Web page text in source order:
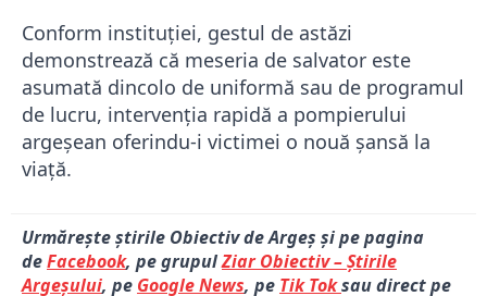
Conform instituției, gestul de astăzi
demonstrează că meseria de salvator este
asumată dincolo de uniformă sau de programul
de lucru, intervenția rapidă a pompierului
argeșean oferindu-i victimei o nouă șansă la
viață.
Urmărește știrile Obiectiv de Argeș și pe pagina
deFacebook, pe grupulZiar Obiectiv – Știrile
Argeșului, pe Google News, pe Tik Toksau direct pe